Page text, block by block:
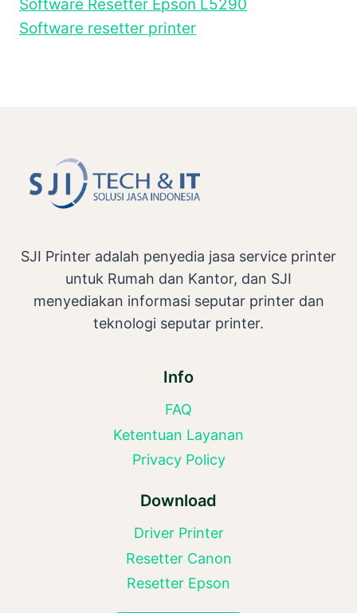
Software Resetter Epson L5290
Software resetter printer
SJI Printer adalah penyedia jasa service printer
untuk Rumah dan Kantor, dan SJI
menyediakan informasi seputar printer dan
teknologi seputar printer.
Info
FAQ
Ketentuan Layanan
Privacy Policy
Download
Driver Printer
Resetter Canon
Resetter Epson